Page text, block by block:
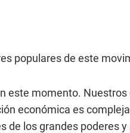
populares de este
este momento. Nuestros
económica es
de los grandes poderes